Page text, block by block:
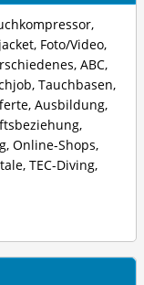
,
, Foto/Video,
, ABC,
, Tauchbasen,
, Ausbildung,
,
, Online-Shops,
, TEC-Diving,